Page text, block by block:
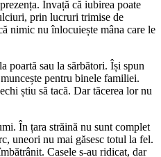
Învață că iubirea poate
prin lucruri trimise de
nimic nu înlocuiește mâna care le
poartă sau la sărbători. Își spun
pentru binele familiei.
știu să tacă. Dar tăcerea lor nu
În țara străină nu sunt complet
uneori nu mai găsesc totul la fel.
Casele s-au ridicat, dar